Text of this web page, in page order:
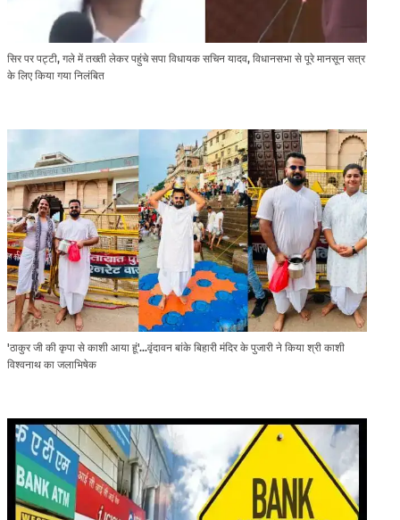
सिर पर पट्टी, गले में तख्ती लेकर पहुंचे सपा विधायक सचिन यादव, विधानसभा से पूरे मानसून सत्र
के लिए किया गया निलंबित
'ठाकुर जी की कृपा से काशी आया हूं'...वृंदावन बांके बिहारी मंदिर के पुजारी ने किया श्री काशी
विश्वनाथ का जलाभिषेक